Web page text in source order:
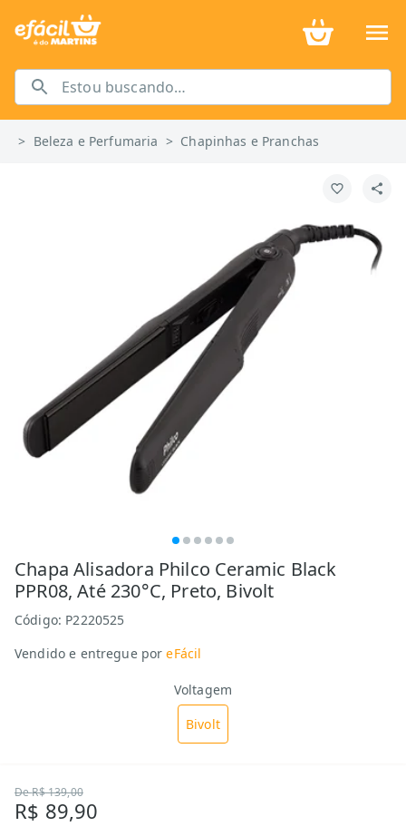
> Beleza e Perfumaria > Chapinhas e Pranchas
Chapa Alisadora Philco Ceramic Black
PPR08, Até 230°C, Preto, Bivolt
Código: P2220525
Vendido e entregue por eFácil
Voltagem
Bivolt
DeR$ 139,00
R$ 89,90